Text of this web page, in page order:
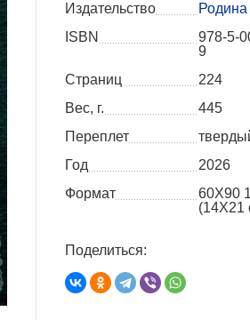
Издательство
Родина
ISBN
978-5-
9
Страниц
224
Вес, г.
445
Переплет
Год
2026
Формат
60X90
(14Х21
Поделиться: